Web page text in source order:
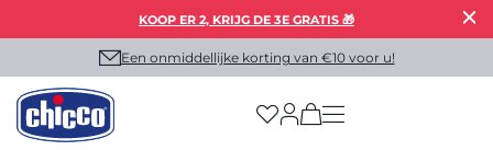
KOOP ER 2, KRIJG DE 3E GRATIS 🎁
Een onmiddellijke korting van €10 voor u!
(has more options